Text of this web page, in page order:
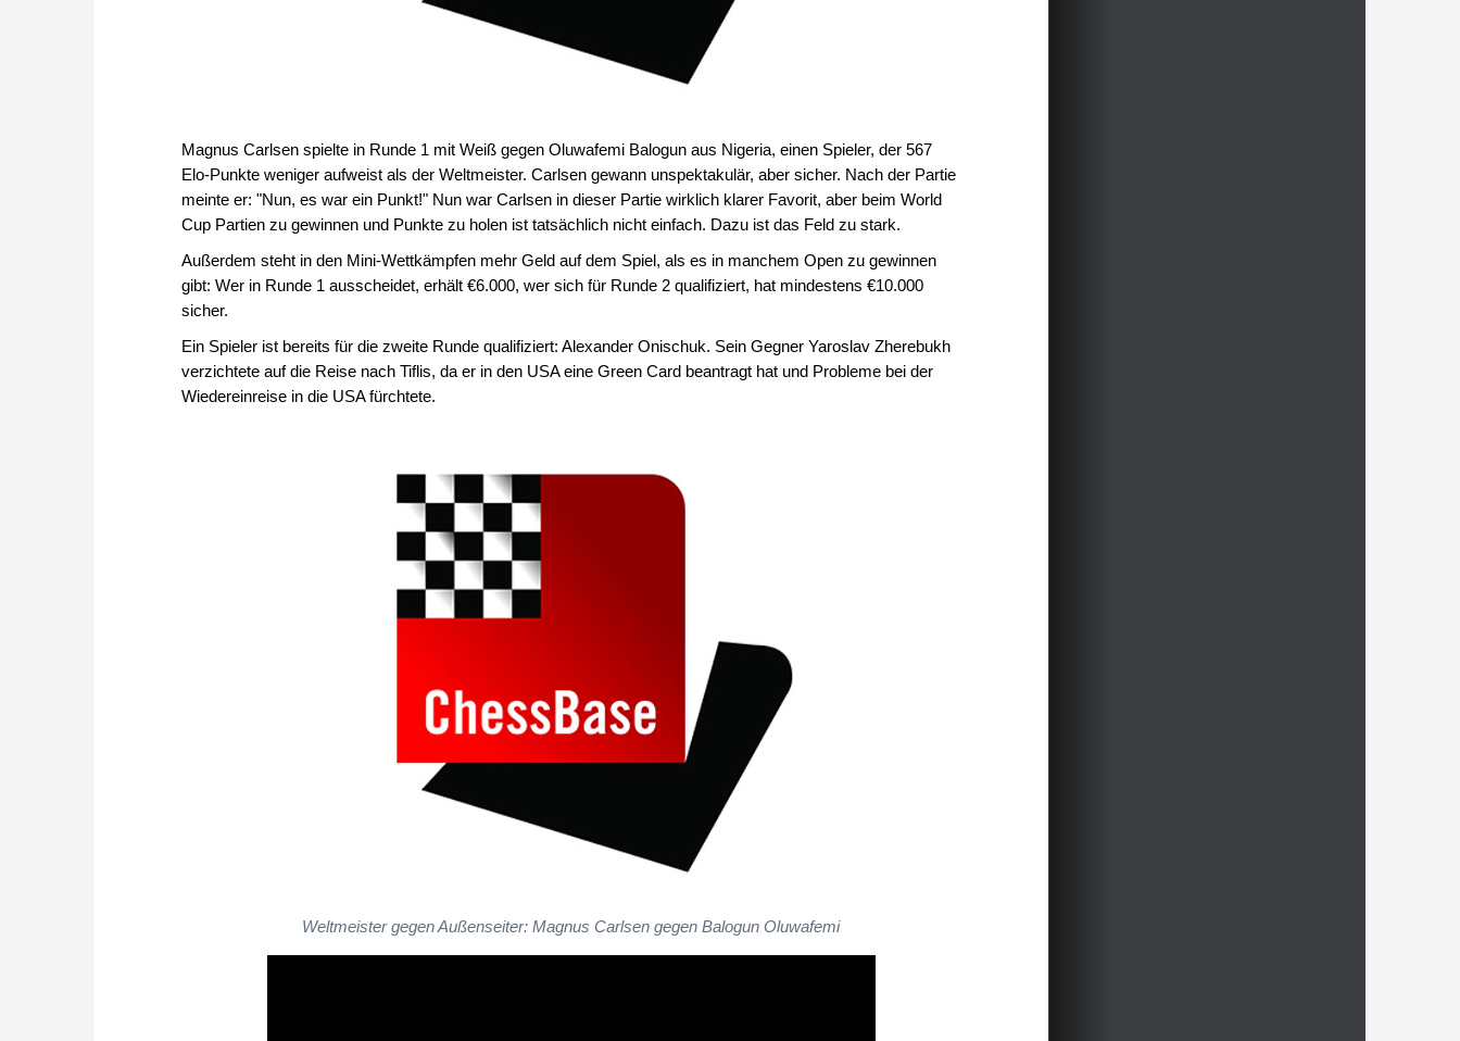
Magnus Carlsen spielte in Runde 1 mit Weiß gegen Oluwafemi Balogun aus Nigeria, einen Spieler, der 567
Elo-Punkte weniger aufweist als der Weltmeister. Carlsen gewann unspektakulär, aber sicher. Nach der Partie
meinte er: "Nun, es war ein Punkt!" Nun war Carlsen in dieser Partie wirklich klarer Favorit, aber beim World
Cup Partien zu gewinnen und Punkte zu holen ist tatsächlich nicht einfach. Dazu ist das Feld zu stark.
Außerdem steht in den Mini-Wettkämpfen mehr Geld auf dem Spiel, als es in manchem Open zu gewinnen
gibt: Wer in Runde 1 ausscheidet, erhält €6.000, wer sich für Runde 2 qualifiziert, hat mindestens €10.000
sicher.
Ein Spieler ist bereits für die zweite Runde qualifiziert: Alexander Onischuk. Sein Gegner Yaroslav Zherebukh
verzichtete auf die Reise nach Tiflis, da er in den USA eine Green Card beantragt hat und Probleme bei der
Wiedereinreise in die USA fürchtete.
Weltmeister gegen Außenseiter: Magnus Carlsen gegen Balogun Oluwafemi